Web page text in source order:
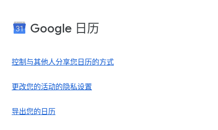
Google 日历
控制与其他人分享您日历的方式
更改您的活动的隐私设置
导出您的日历